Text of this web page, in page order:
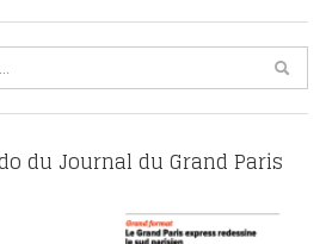
du Journal du Grand Paris